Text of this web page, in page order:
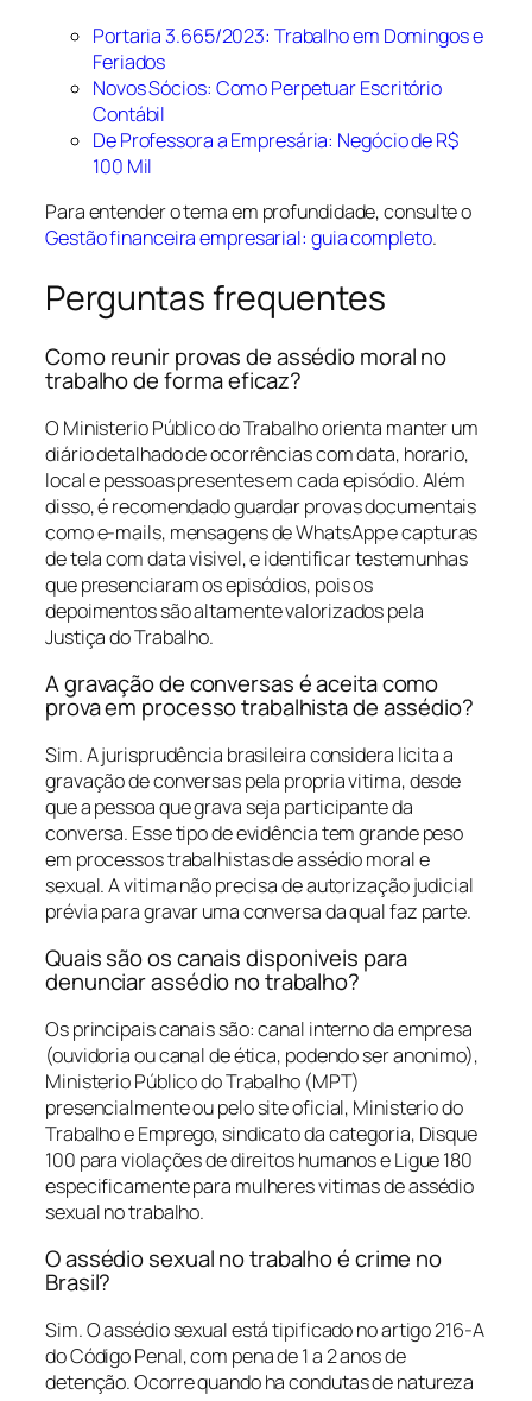
Portaria 3.665/2023: Trabalho em Domingos e
Feriados
Novos Sócios: Como Perpetuar Escritório
Contábil
De Professora a Empresária: Negócio de R$
100 Mil
Para entender o tema em profundidade, consulte o
Gestão financeira empresarial: guia completo.
Perguntas frequentes
Como reunir provas de assédio moral no
trabalho de forma eficaz?
O Ministerio Público do Trabalho orienta manter um
diário detalhado de ocorrências com data, horario,
local e pessoas presentes em cada episódio. Além
disso, é recomendado guardar provas documentais
como e-mails, mensagens de WhatsApp e capturas
de tela com data visivel, e identificar testemunhas
que presenciaram os episódios, pois os
depoimentos são altamente valorizados pela
Justiça do Trabalho.
A gravação de conversas é aceita como
prova em processo trabalhista de assédio?
Sim. A jurisprudência brasileira considera licita a
gravação de conversas pela propria vitima, desde
que a pessoa que grava seja participante da
conversa. Esse tipo de evidência tem grande peso
em processos trabalhistas de assédio moral e
sexual. A vitima não precisa de autorização judicial
prévia para gravar uma conversa da qual faz parte.
Quais são os canais disponiveis para
denunciar assédio no trabalho?
Os principais canais são: canal interno da empresa
(ouvidoria ou canal de ética, podendo ser anonimo),
Ministerio Público do Trabalho (MPT)
presencialmente ou pelo site oficial, Ministerio do
Trabalho e Emprego, sindicato da categoria, Disque
100 para violações de direitos humanos e Ligue 180
especificamente para mulheres vitimas de assédio
sexual no trabalho.
O assédio sexual no trabalho é crime no
Brasil?
Sim. O assédio sexual está tipificado no artigo 216-A
do Código Penal, com pena de 1 a 2 anos de
detenção. Ocorre quando ha condutas de natureza